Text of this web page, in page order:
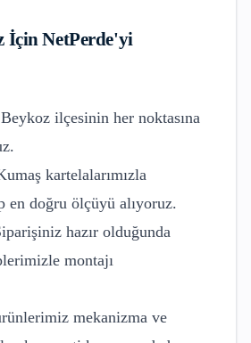
İçin NetPerde'yi
Beykoz ilçesinin her noktasına
kartelalarımızla
en doğru ölçüyü alıyoruz.
hazır olduğunda
montajı
mekanizma ve